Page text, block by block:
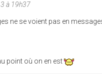
à 19h37
ne se voient pas en
point où on en est